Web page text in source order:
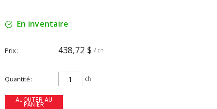
En inventaire
Prix 438,72 $ / ch
Quantité ch
AJOUTER AU
PANIER